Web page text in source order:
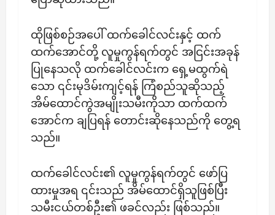
ထိုဖြစ်စဉ်အပေါ် ထက်ခေါင်လင်းနှင့် ထက်
ထက်အောင်တို့ လူမှုကွန်ရက်တွင် အငြင်းအခုန်
ပြုနေသလို ထက်ခေါင်လင်းက ရှေ့မထွက်ရဲ
သော ၎င်းမုဒိမ်းကျင့်ရန် ကြံစည်သူဆိုသည့်
အိမ်ထောင်ကွဲအမျိုးသမီးကိုသာ ထက်ထက်
အောင်က ချပြရန် တောင်းဆိုနေသည်ကို တွေ့ရ
သည်။
ထက်ခေါင်လင်း၏ လူမှုကွန်ရက်တွင် ဖော်ပြ
ထားမှုအရ ၎င်းသည် အိမ်ထောင်ရှိသူဖြစ်ပြီး
သမီးငယ်တစ်ဦး၏ ဖခင်လည်း ဖြစ်သည်။